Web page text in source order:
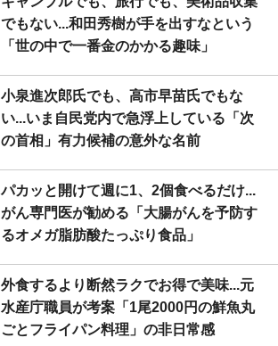
でもない...和田秀樹が手を出すなという
「世の中で一番金のかかる趣味」
小泉進次郎氏でも、高市早苗氏でもな
い...いま自民党内で急浮上している「次
の首相」有力候補の意外な名前
パカッと開けて週に1、2個食べるだけ...
がん専門医が勧める「大腸がんを予防す
るオメガ脂肪酸たっぷり食品」
外食するより断然ラクでお得で美味...元
水産庁職員が考案「1尾2000円の鮮魚丸
ごとフライパン料理」の非日常感